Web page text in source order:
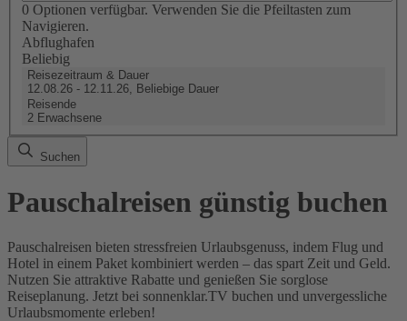
0 Optionen verfügbar. Verwenden Sie die Pfeiltasten zum
Navigieren.
Abflughafen
Beliebig
Reisezeitraum & Dauer
12.08.26 - 12.11.26, Beliebige Dauer
Reisende
2 Erwachsene
Suchen
Pauschalreisen günstig buchen
Pauschalreisen bieten stressfreien Urlaubsgenuss, indem Flug und
Hotel in einem Paket kombiniert werden – das spart Zeit und Geld.
Nutzen Sie attraktive Rabatte und genießen Sie sorglose
Reiseplanung. Jetzt bei sonnenklar.TV buchen und unvergessliche
Urlaubsmomente erleben!